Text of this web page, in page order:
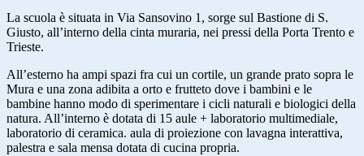
La scuola è situata in Via Sansovino 1, sorge sul Bastione di S.
Giusto, all’interno della cinta muraria, nei pressi della Porta Trento e
Trieste.
All’esterno ha ampi spazi fra cui un cortile, un grande prato sopra le
Mura e una zona adibita a orto e frutteto dove i bambini e le
bambine hanno modo di sperimentare i cicli naturali e biologici della
natura. All’interno è dotata di 15 aule + laboratorio multimediale,
laboratorio di ceramica. aula di proiezione con lavagna interattiva,
palestra e sala mensa dotata di cucina propria.